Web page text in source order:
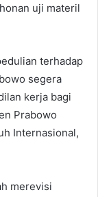
uji materil
terhadap
segera
kerja bagi
Prabowo
Internasional,
merevisi